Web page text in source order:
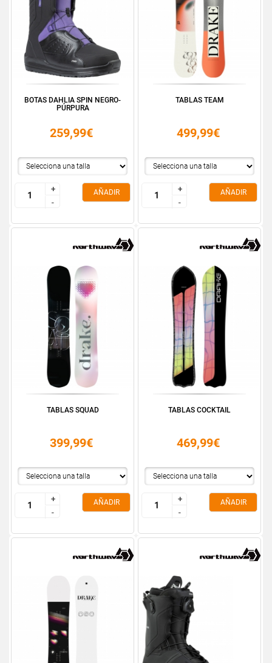
BOTAS DAHLIA SPIN NEGRO-
PÚRPURA
259,99€
+
-
+
-
AÑADIR
TABLAS TEAM
499,99€
+
-
+
-
AÑADIR
TABLAS SQUAD
399,99€
+
-
+
-
AÑADIR
TABLAS COCKTAIL
469,99€
+
-
+
-
AÑADIR